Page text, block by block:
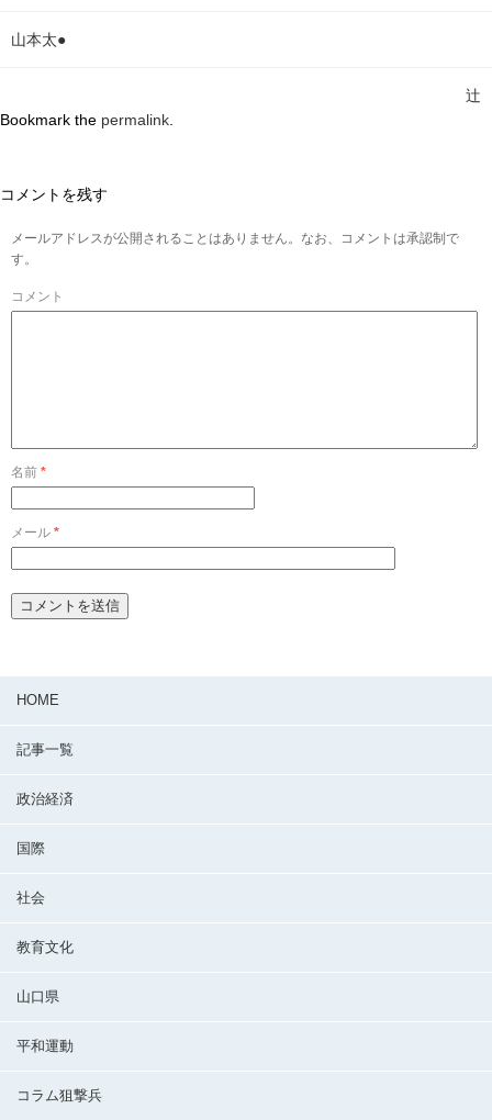
山本太●
辻
Bookmark the permalink
コメントを残す
メールアドレスが公開されることはありません。なお、コメントは承認制で
す。
コメント
名前 *
メール *
HOME
記事一覧
政治経済
国際
社会
教育文化
山口県
平和運動
コラム狙撃兵